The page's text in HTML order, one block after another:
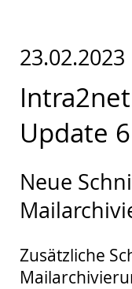
23.02.2023
Update
Neue
Zusätzliche